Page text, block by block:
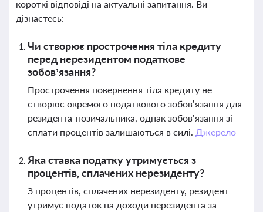
короткі відповіді на актуальні запитання. Ви
дізнаєтесь:
Чи створює прострочення тіла кредиту
перед нерезидентом податкове
зобов’язання?
Прострочення повернення тіла кредиту не
створює окремого податкового зобов’язання для
резидента-позичальника, однак зобов’язання зі
сплати процентів залишаються в силі. Джерело
Яка ставка податку утримується з
процентів, сплачених нерезиденту?
З процентів, сплачених нерезиденту, резидент
утримує податок на доходи нерезидента за